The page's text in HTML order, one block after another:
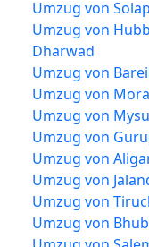
Umzug von
Umzug von
Dharwad
Umzug von
Umzug von
Umzug von
Umzug von
Umzug von
Umzug von
Umzug von
Umzug von